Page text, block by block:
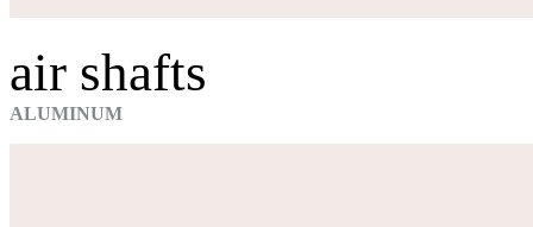
air shafts
ALUMINUM